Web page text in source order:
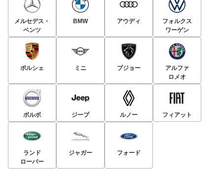
メルセデス・
ベンツ
BMW アウディ
フォルクス
ワーゲン
ポルシェ ミニ プジョー
アルファ
ロメオ
ボルボ ジープ ルノー フィアット
ランド
ローバー
ジャガー フォード